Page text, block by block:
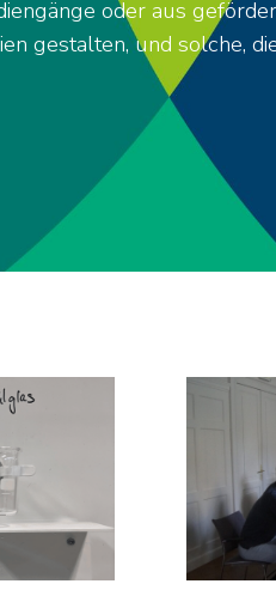
oder aus
gestalten, und solche,